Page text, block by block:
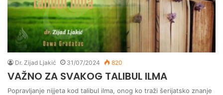
Dr. Zijad Ljakić 31/07/2024 820
VAŽNO ZA SVAKOG TALIBUL ILMA
Popravljanje nijjeta kod talibul ilma, onog ko traži šerijatsko znanje